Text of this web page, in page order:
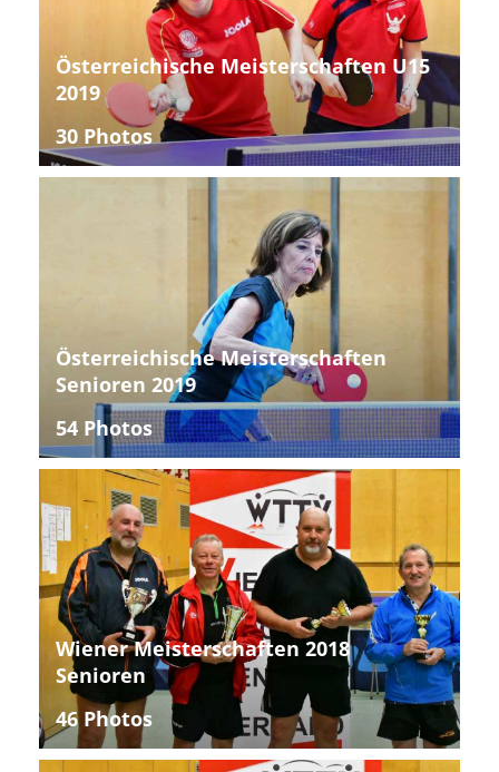
Österreichische Meisterschaften U15
2019
30 Photos
Österreichische Meisterschaften
Senioren 2019
54 Photos
Wiener Meisterschaften 2018
Senioren
46 Photos